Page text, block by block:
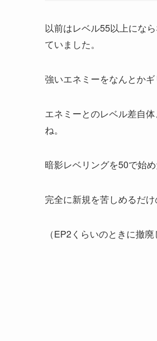
以前はレベル55以上にな
ていました。
強いエネミーをなんとか
エネミーとのレベル差自
ね。
暗影レベリングを50で始
完全に新規を苦しめるだ
（EP2くらいのときに撤